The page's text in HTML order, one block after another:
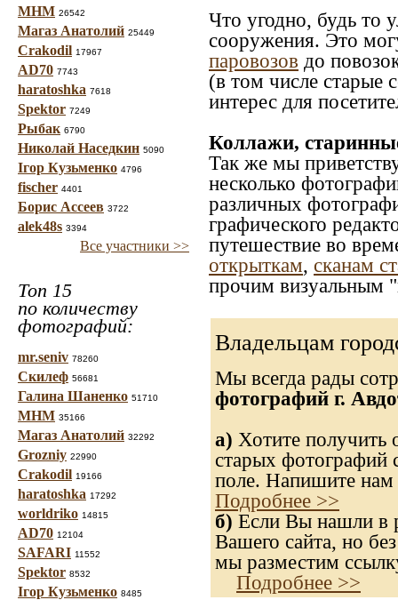
МНМ 26542
Магаз Анатолий 25449
Crakodil 17967
AD70 7743
haratoshka 7618
Spektor 7249
Рыбак 6790
Николай Наседкин 5090
Ігор Кузьменко 4796
fischer 4401
Борис Ассеев 3722
alek48s 3394
Все участники >>
Топ 15
по количеству
фотографий:
mr.seniv 78260
Скилеф 56681
Галина Шаненко 51710
МНМ 35166
Магаз Анатолий 32292
Grozniy 22990
Crakodil 19166
haratoshka 17292
worldriko 14815
AD70 12104
SAFARI 11552
Spektor 8532
Ігор Кузьменко 8485
Что угодно, будь то
сооружения. Это
паровозов до
(в том числе старые
интерес для
Коллажи,
Так же мы
несколько
различных
графического
путешествие во
открыткам, сканам
прочим визуальным
Владельцам
Мы всегда рады
фотографий г.
а) Хотите получить
старых фотографий
поле. Напишите нам
Подробнее >>
б) Если Вы нашли в
Вашего сайта, но
мы разместим
Подробнее >>